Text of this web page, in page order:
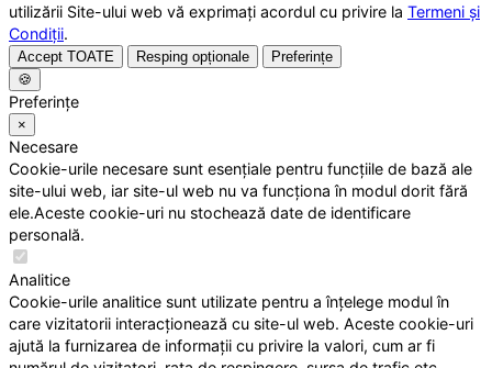
utilizării Site-ului web vă exprimați acordul cu privire la Termeni și
Condiții.
Accept TOATE Resping opționale
Preferințe
🍪
Preferințe
×
Necesare
Cookie-urile necesare sunt esențiale pentru funcțiile de bază ale
site-ului web, iar site-ul web nu va funcționa în modul dorit fără
ele.Aceste cookie-uri nu stochează date de identificare
personală.
Analitice
Cookie-urile analitice sunt utilizate pentru a înțelege modul în
care vizitatorii interacționează cu site-ul web. Aceste cookie-uri
ajută la furnizarea de informații cu privire la valori, cum ar fi